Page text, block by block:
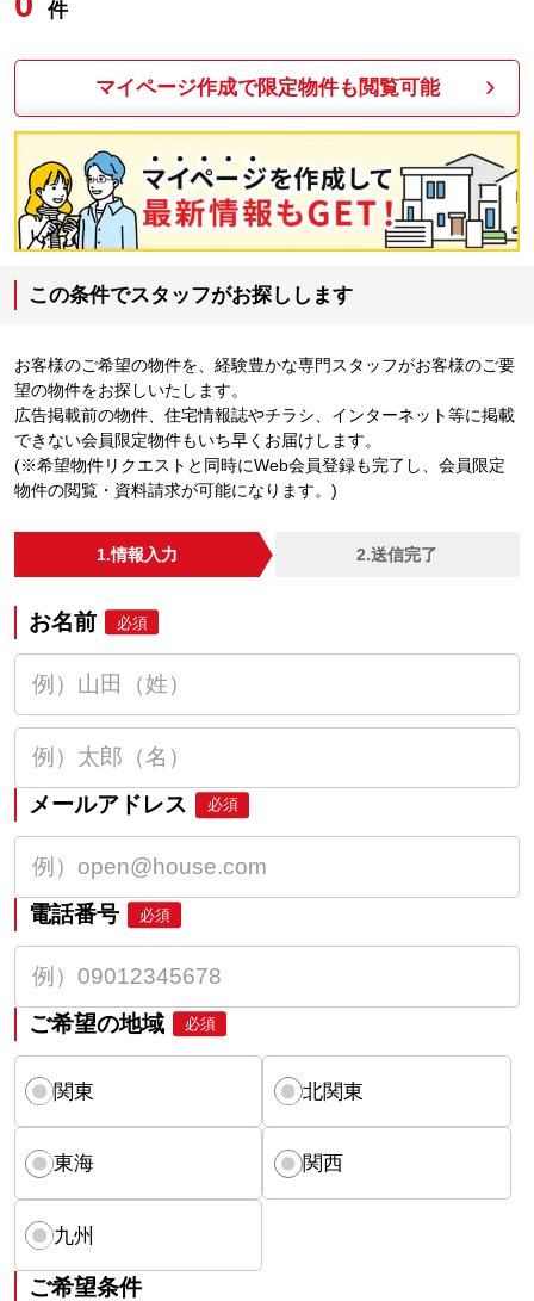
件
マイページ作成で限定物件も閲覧可能
この条件でスタッフがお探しします
お客様のご希望の物件を、経験豊かな専門スタッフがお客様のご要
望の物件をお探しいたします。
広告掲載前の物件、住宅情報誌やチラシ、インターネット等に掲載
できない会員限定物件もいち早くお届けします。
(※希望物件リクエストと同時にWeb会員登録も完了し、会員限定
物件の閲覧・資料請求が可能になります。)
1.情報入力 2.送信完了
お名前 必須
メールアドレス 必須
電話番号 必須
ご希望の地域 必須
関東 北関東
東海 関西
九州
ご希望条件